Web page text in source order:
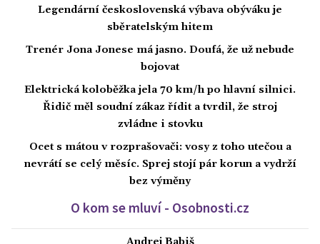
Legendární československá výbava obýváku je
sběratelským hitem
Trenér Jona Jonese má jasno. Doufá, že už nebude
bojovat
Elektrická koloběžka jela 70 km/h po hlavní silnici.
Řidič měl soudní zákaz řídit a tvrdil, že stroj
zvládne i stovku
Ocet s mátou v rozprašovači: vosy z toho utečou a
nevrátí se celý měsíc. Sprej stojí pár korun a vydrží
bez výměny
O kom se mluví - Osobnosti.cz